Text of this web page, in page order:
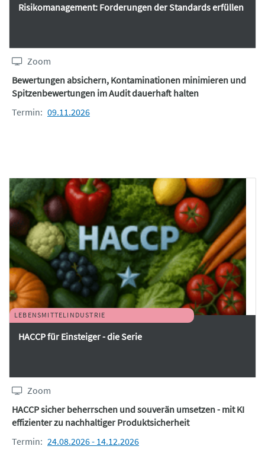
Risikomanagement: Forderungen der Standards erfüllen
Zoom
Bewertungen absichern, Kontaminationen minimieren und
Spitzenbewertungen im Audit dauerhaft halten
Termin: 09.11.2026
LEBENSMITTELINDUSTRIE
HACCP für Einsteiger - die Serie
Zoom
HACCP sicher beherrschen und souverän umsetzen - mit KI
effizienter zu nachhaltiger Produktsicherheit
Termin: 24.08.2026 - 14.12.2026